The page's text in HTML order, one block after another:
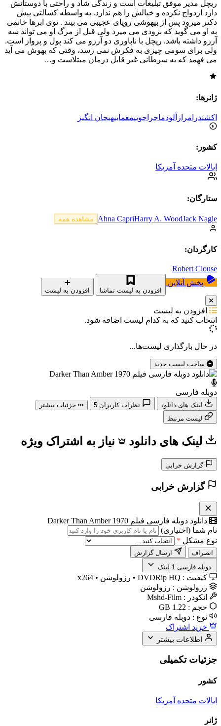
ريچل مدير موفق تبليغات است و زندگی شاد و راحتی با دوستانش
دارد ازدواج نكرده و خيالش را هم ندارد. به واسطه كسالتی پيش
دكتر ميرود پس از بيهوشی رويای عجيبی می بيند . توی ابرها خانمی
به او می گويد كه بزودی می ميرد ولی قبل از مرگ او می تواند سه
آرزو داشته باشد. ريچل با ناباوری دو آرزو می كند پول و پرواز است.
ولی برای سومی چيزی به فكرش نمی رسد، وقتی كه بهوش می آيد
می فهمد كه به سرطانی غير قابل درمان مبتلاست و…
ژانرها:
اکشندرامرازآلودماجراجوییمعماییهیجان انگیز
کشور:
ایالات متحده آمریکا
ستارگان:
Ahna CapriHarry A. WoodJack Nagle مشاهده همه
کارگردان:
Robert Clouse
پخش آنلاین
افزودن به لیست تماشا افزودن به لیست
افزودن به لیست
انتخاب کنید که به کدام لیست اضافه شود.
در حال بارگذاری لیست‌ها...
دوبله فارسی
5
جزئیات بیشتر
لینک های دانلود نیاز به اشتراک ویژه
گزارش خرابی
گزارش خرابی
دانلود دوبله فارسی فیلم Darker Than Amber 1970
نام شما (اختیاری)
نوع مشکل *
انصراف
️ دوبله فارسی 1 لینک
کیفیت : DVDRip HQ • رزولوشن • x264
رزولوشن : رزولوشن
انکودر : Mshd-Film
حجم : 1.22 GB
نوع : دوبله فارسی
خرید اشتراک
اطلاعات بیشتر
جزئیات تکمیلی
کشور
ایالات متحده آمریکا
ژانر